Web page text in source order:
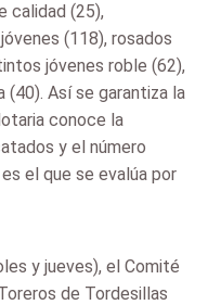
calidad (25),
(118), rosados
jóvenes roble (62),
Así se garantiza la
conoce la
y el número
el que se evalúa por
y jueves), el Comité
de Tordesillas